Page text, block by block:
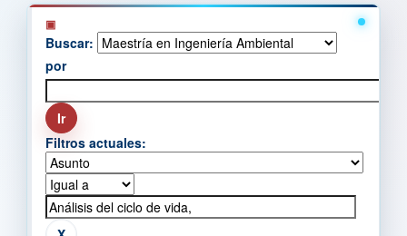
Buscar:
por
Filtros actuales: